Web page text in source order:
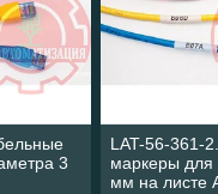
3
LAT-56-361-
маркеры для
мм на листе